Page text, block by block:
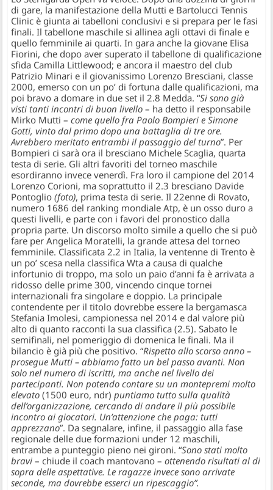
di gare, la manifestazione della Mutti e Bartolucci Tennis
Clinic è giunta ai tabelloni conclusivi e si prepara per le fasi
finali. Il tabellone maschile si allinea agli ottavi di finale e
quello femminile ai quarti. In gara anche la giovane Elisa
Fiorini, che dopo aver superato il tabellone di qualificazione
sfida Camilla Littlewood; e ancora il maestro del club
Patrizio Minari e il giovanissimo Lorenzo Bresciani, classe
2000, emerso con un po’ di fortuna dalle qualificazioni, ma
poi bravo a domare in due set il 2.8 Medda. “Si sono già
visti tanti incontri di buon livello– ha detto il responsabile
Mirko Mutti –come quello fra Paolo Bompieri e Simone
Gotti, vinto dal primo dopo una battaglia di tre ore.
Avrebbero meritato entrambi il passaggio del turno”. Per
Bompieri ci sarà ora il bresciano Michele Scaglia, quarta
testa di serie. Gli altri favoriti del torneo maschile
esordiranno invece venerdì. Fra loro il campione del 2014
Lorenzo Corioni, ma soprattutto il 2.3 bresciano Davide
Pontoglio (foto), prima testa di serie. Il 22enne di Rovato,
numero 1686 del ranking mondiale Atp, è un osso duro a
questi livelli, e parte con i favori del pronostico dalla
propria parte. Un discorso molto simile a quello che si può
fare per Angelica Moratelli, la grande attesa del torneo
femminile. Classificata 2.2 in Italia, la ventenne di Trento è
un po’ scesa nella classifica Wta a causa di qualche
infortunio di troppo, ma solo un paio d’anni fa è arrivata a
ridosso delle prime 300, vincendo cinque tornei
internazionali fra singolare e doppio. La principale
contendente per il titolo dovrebbe essere la bergamasca
Stefania Imolesi, campionessa nel 2014 e dal valore più
alto di quanto racconti la sua classifica (2.5). Sabato le
semifinali, nel pomeriggio di domenica le finali. Ma il
bilancio è già più che positivo. “Rispetto allo scorso anno –
prosegue Mutti – abbiamo fatto un bel passo avanti. Non
solo nel numero di iscritti, ma anche nel livello dei
partecipanti. Non potendo contare su un montepremi molto
elevato (1500 euro, ndr)puntiamo tutto sulla qualità
dell’organizzazione, cercando di andare il più possibile
incontro ai giocatori. Un’attenzione che paga: tutti
apprezzano”. Da segnalare, infine, il passaggio alla fase
regionale delle due formazioni under 12 maschili,
entrambe a punteggio pieno nei gironi. “Sono stati molto
bravi– chiude il coach mantovano –ottenendo risultati al di
sopra delle aspettative. Le ragazze invece sono arrivate
seconde, ma dovrebbe esserci un ripescaggio”.